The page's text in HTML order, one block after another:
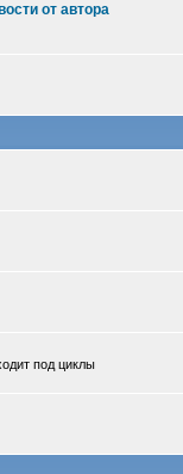
от автора
под циклы